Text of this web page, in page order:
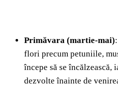
Primăvara (martie-mai)
flori precum petuniile,
începe să se încălzească,
dezvolte înainte de